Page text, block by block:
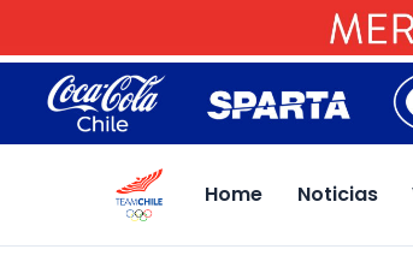
Home Noticias